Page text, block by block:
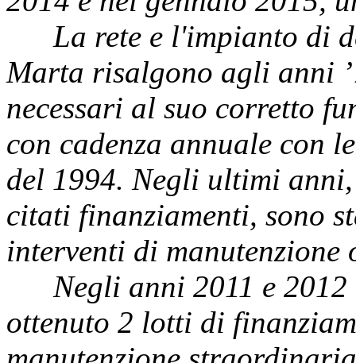
La rete e l'impianto di
Marta risalgono agli anni
necessari al suo corretto
con cadenza annuale con
del 1994. Negli ultimi
citati finanziamenti, sono
interventi di
Negli anni 2011 e
ottenuto 2 lotti di